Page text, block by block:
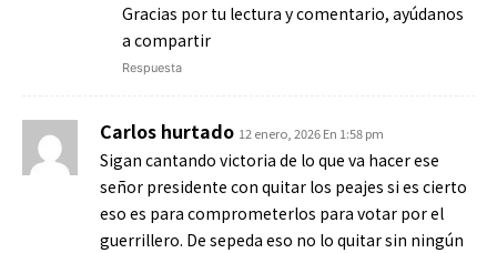
Gracias por tu lectura y comentario, ayúdanos
a compartir
Respuesta
Carlos hurtado 12 enero, 2026 En 1:58 pm
Sigan cantando victoria de lo que va hacer ese
señor presidente con quitar los peajes si es cierto
eso es para comprometerlos para votar por el
guerrillero. De sepeda eso no lo quitar sin ningún